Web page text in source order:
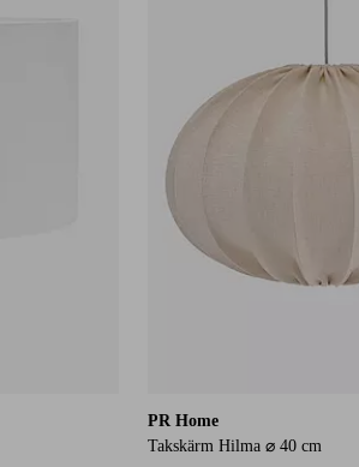
PR Home
Takskärm Hilma ⌀ 40 cm